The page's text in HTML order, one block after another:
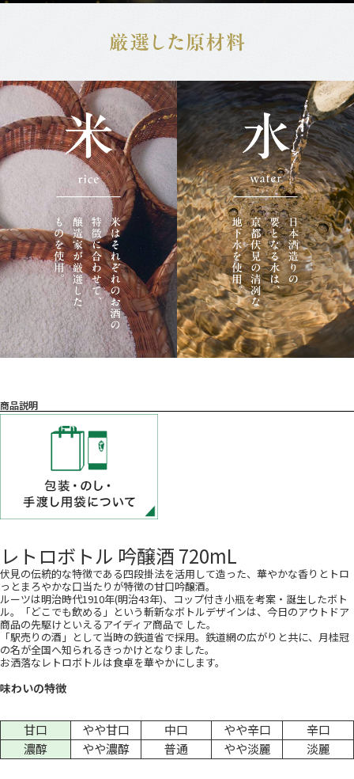
レトロボトル 吟醸酒 720mL
伏見の伝統的な特徴である四段掛法を活用して造った、華やかな香りとトロ
っとまろやかな口当たりが特徴の甘口吟醸酒。
ルーツは明治時代1910年(明治43年)、コップ付き小瓶を考案・誕生したボト
ル。「どこでも飲める」という斬新なボトルデザインは、今日のアウトドア
商品の先駆けといえるアイディア商品で した。
「駅売りの酒」として当時の鉄道省で採用。鉄道網の広がりと共に、月桂冠
の名が全国へ知られるきっかけとなりました。
お洒落なレトロボトルは食卓を華やかにします。
味わいの特徴
甘口 やや甘口 中口 やや辛口
辛口
濃醇
やや濃醇 普通 やや淡麗 淡麗